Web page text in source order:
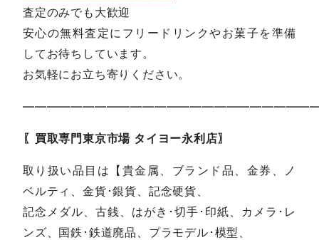
査定のみでも大歓迎
安心の無料査定にフリードリンクやお菓子を準備
してお待ちしています。
お気軽にお立ち寄りください。
〖買取専門東京市場 タイヨー永利店〗
取り扱い品目は【貴金属、ブランド品、金券、ノ
ベルティ、金貨･銀貨、記念硬貨、
記念メダル、古銭、はがき･切手･印紙、カメラ･レ
ンズ、国鉄･鉄道廃品、プラモデル･模型、